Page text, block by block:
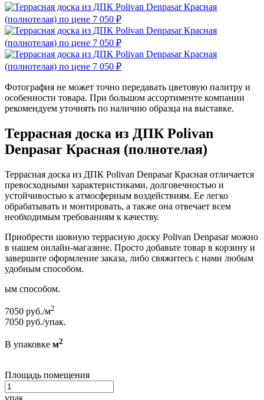
Фотография не может точно передавать цветовую палитру и
особенности товара. При большом ассортименте компании
рекомендуем уточнять по наличию образца на выставке.
Террасная доска из ДПК Polivan
Denpasar Красная (полнотелая)
Террасная доска из ДПК Polivan Denpasar Красная отличается
превосходными характеристиками, долговечностью и
устойчивостью к атмосферным воздействиям. Ее легко
обрабатывать и монтировать, а также она отвечает всем
необходимым требованиям к качеству.
Приобрести шовную террасную доску Polivan Denpasar можно
в нашем онлайн-магазине. Просто добавьте товар в корзину и
завершите оформление заказа, либо свяжитесь с нами любым
удобным способом.
ым способом.
7050 руб./м2
7050 руб./упак.
В упаковке м2
Площадь помещения